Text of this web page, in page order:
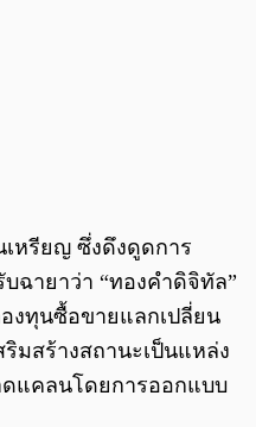
เหรียญ ซึ่งดึงดูดการ
ฉายาว่า “ทองคำดิจิทัล”
งทุนซื้อขายแลกเปลี่ยน
ริมสร้างสถานะเป็นแหล่ง
ดแคลนโดยการออกแบบ